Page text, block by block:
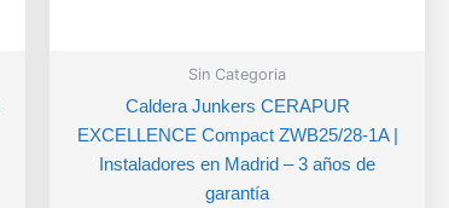
Sin Categoria
Caldera Junkers CERAPUR
EXCELLENCE Compact ZWB25/28-1A |
Instaladores en Madrid – 3 años de
garantía